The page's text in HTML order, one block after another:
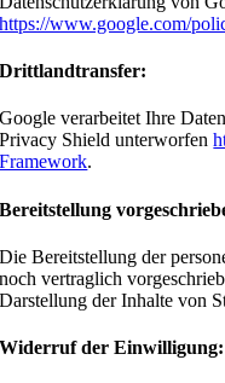
https://www.google.com/
Drittlandtransfer:
Google verarbeitet Ihre
Privacy Shield unterworfen
Framework.
Bereitstellung
Die Bereitstellung der
noch vertraglich
Darstellung der Inhalte von
Widerruf der Einwilligung: